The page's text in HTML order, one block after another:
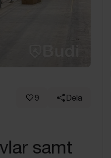
Lägg till i Favoriter
9
favoriter
Dela
samt